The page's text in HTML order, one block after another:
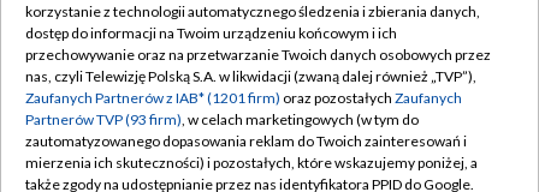
TVP
Abonament TVP
Emisja w TVP
Centrum informacji TVP
Naziemna Telewizja Cyfrowa
Regulamin TVP
Polityka prywatności
Moje zgody
Pomoc
korzystanie z technologii automatycznego śledzenia i zbierania danych,
dostęp do informacji na Twoim urządzeniu końcowym i ich
przechowywanie oraz na przetwarzanie Twoich danych osobowych przez
nas, czyli Telewizję Polską S.A. w likwidacji (zwaną dalej również „TVP”),
Zaufanych Partnerów z IAB* (1201 firm) oraz pozostałych Zaufanych
Partnerów TVP (93 firm), w celach marketingowych (w tym do
zautomatyzowanego dopasowania reklam do Twoich zainteresowań i
mierzenia ich skuteczności) i pozostałych, które wskazujemy poniżej, a
także zgody na udostępnianie przez nas identyfikatora PPID do Google.